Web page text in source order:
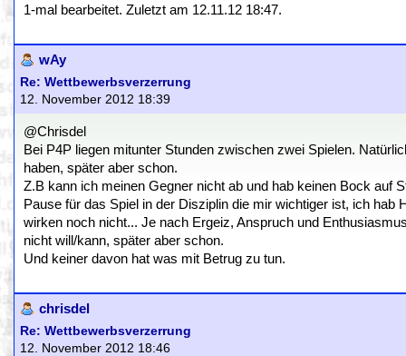
1-mal bearbeitet. Zuletzt am 12.11.12 18:47.
wAy
Re: Wettbewerbsverzerrung
12. November 2012 18:39
@Chrisdel
Bei P4P liegen mitunter Stunden zwischen zwei Spielen.
haben, später aber schon.
Z.B kann ich meinen Gegner nicht ab und hab keinen Bock auf
Pause für das Spiel in der Disziplin die mir wichtiger ist, ich
wirken noch nicht... Je nach Ergeiz, Anspruch und
nicht will/kann, später aber schon.
Und keiner davon hat was mit Betrug zu tun.
chrisdel
Re: Wettbewerbsverzerrung
12. November 2012 18:46